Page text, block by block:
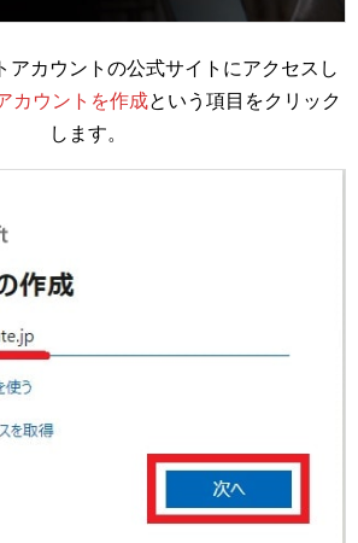
アカウントの公式サイトにアクセスし
カウントを作成という項目をクリック
します。